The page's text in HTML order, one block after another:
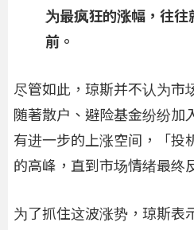
为最疯狂的涨幅，往往
前。
尽管如此，琼斯并不认为市
随著散户、避险基金纷纷加
有进一步的上涨空间，「投
的高峰，直到市场情绪最终
为了抓住这波涨势，琼斯表